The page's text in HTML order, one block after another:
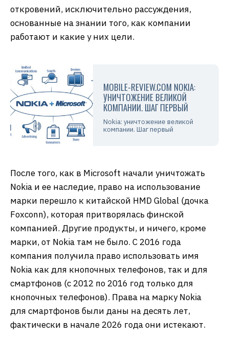
откровений, исключительно рассуждения,
основанные на знании того, как компании
работают и какие у них цели.
MOBILE-REVIEW.COM NOKIA:
УНИЧТОЖЕНИЕ ВЕЛИКОЙ
КОМПАНИИ. ШАГ ПЕРВЫЙ
Nokia: уничтожение великой
компании. Шаг первый
После того, как в Microsoft начали уничтожать
Nokia и ее наследие, право на использование
марки перешло к китайской HMD Global (дочка
Foxconn), которая притворялась финской
компанией. Другие продукты, и ничего, кроме
марки, от Nokia там не было. С 2016 года
компания получила право использовать имя
Nokia как для кнопочных телефонов, так и для
смартфонов (с 2012 по 2016 год только для
кнопочных телефонов). Права на марку Nokia
для смартфонов были даны на десять лет,
фактически в начале 2026 года они истекают.